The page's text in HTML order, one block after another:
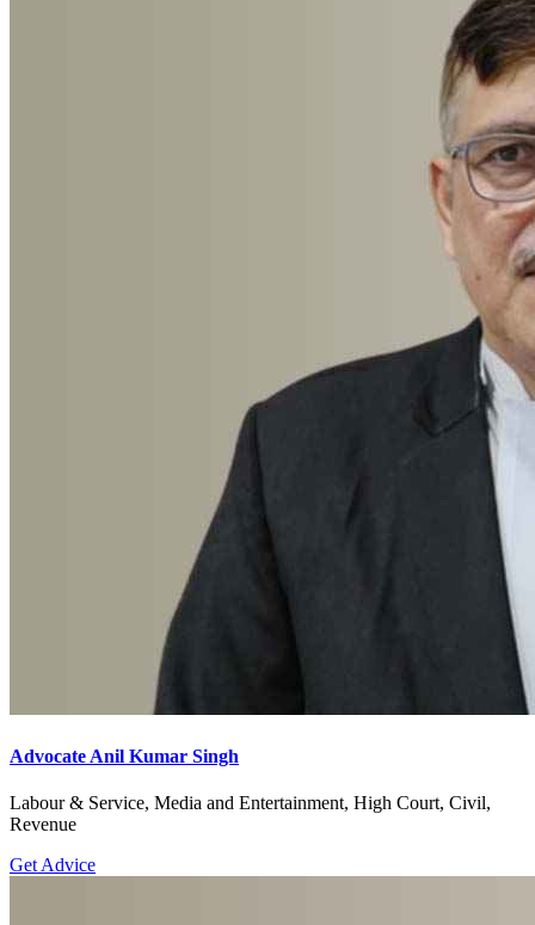
Advocate Anil Kumar Singh
Labour & Service, Media and Entertainment, High Court, Civil,
Revenue
Get Advice